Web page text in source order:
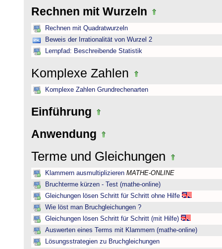
Rechnen mit Wurzeln
Rechnen mit Quadratwurzeln
Beweis der Irrationalität von Wurzel 2
Lernpfad: Beschreibende Statistik
Komplexe Zahlen
Komplexe Zahlen Grundrechenarten
Einführung
Anwendung
Terme und Gleichungen
Klammern ausmultiplizieren MATHE-ONLINE
Bruchterme kürzen - Test (mathe-online)
Gleichungen lösen Schritt für Schritt ohne Hilfe
Wie löst man Bruchgleichungen ?
Gleichungen lösen Schritt für Schritt (mit Hilfe)
Auswerten eines Terms mit Klammern (mathe-online)
Lösungsstrategien zu Bruchgleichungen